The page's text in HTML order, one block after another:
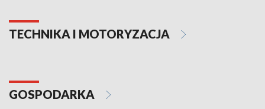
TECHNIKA I MOTORYZACJA
GOSPODARKA